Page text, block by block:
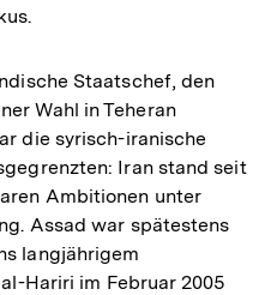
Staatschef, den
Wahl in Teheran
die syrisch-iranische
Iran stand seit
Ambitionen unter
Assad war spätestens
langjährigem
Hariri im Februar 2005